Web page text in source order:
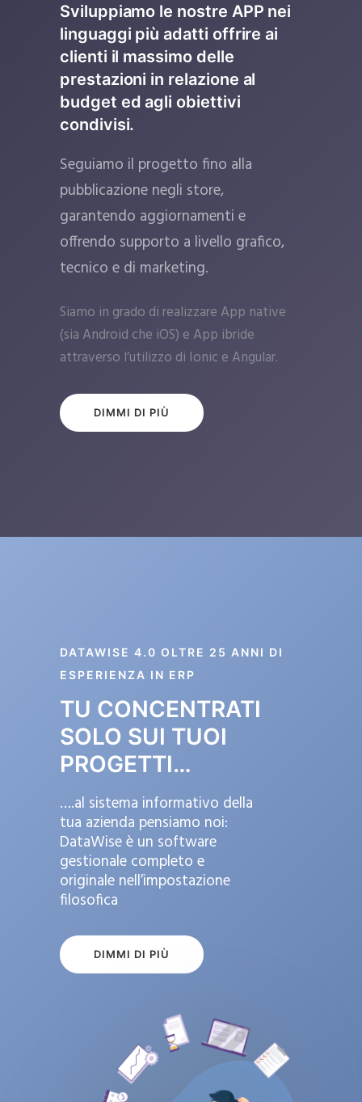
Sviluppiamo le nostre APP nei
linguaggi più adatti offrire ai
clienti il massimo delle
prestazioni in relazione al
budget ed agli obiettivi
condivisi.
Seguiamo il progetto fino alla
pubblicazione negli store,
garantendo aggiornamenti e
offrendo supporto a livello grafico,
tecnico e di marketing.
Siamo in grado di realizzare App native
(sia Android che iOS) e App ibride
attraverso l’utilizzo di Ionic e Angular.
DIMMI DI PIÙ
DATAWISE 4.0 OLTRE 25 ANNI DI
ESPERIENZA IN ERP
TU CONCENTRATI
SOLO SUI TUOI
PROGETTI…
….al sistema informativo della
tua azienda pensiamo noi:
DataWise è un software
gestionale completo e
originale nell’impostazione
filosofica
DIMMI DI PIÙ